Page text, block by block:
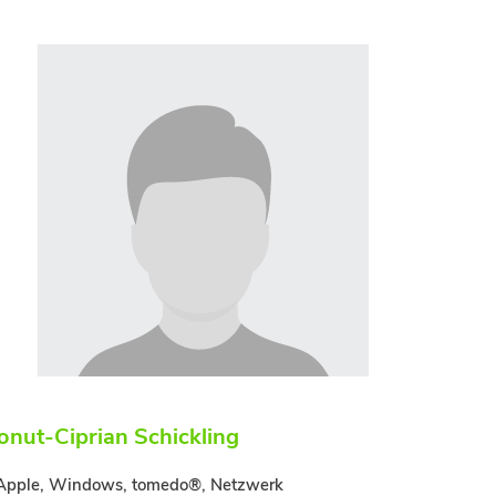
Ciprian Schickling
Windows, tomedo®, Netzwerk